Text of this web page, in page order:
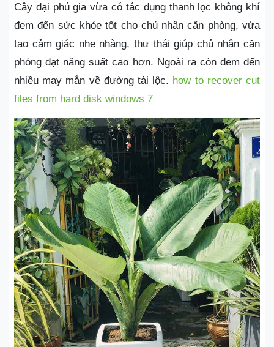
Cây đại phú gia vừa có tác dụng thanh lọc không khí
đem đến sức khỏe tốt cho chủ nhân căn phòng, vừa
tạo cảm giác nhẹ nhàng, thư thái giúp chủ nhân căn
phòng đạt năng suất cao hơn. Ngoài ra còn đem đến
nhiều may mắn về đường tài lộc. how to recover cut
files from hard disk windows 7